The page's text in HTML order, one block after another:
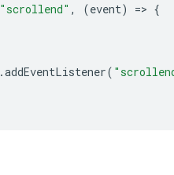
"scrollend" , (event) => {
.addEventListener(